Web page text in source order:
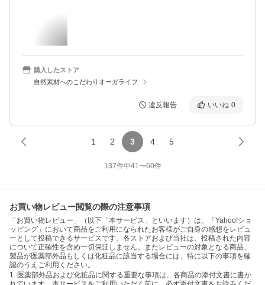
購入したストア
自然素材へのこだわりオーガライフ
違反報告 いいね 0
1 2 3 4 5
137件中41〜60件
お買い物レビュー閲覧の際の注意事項
「お買い物レビュー」（以下「本サービス」といいます）は、「Yahoo!ショ
ッピング」において商品をご利用になられたお客様がご自身の感想をレビュ
ーとして投稿できるサービスです。各ストアおよび当社は、投稿された内容
について正確性を含め一切保証しません。またレビューの対象となる商品、
製品が医薬部外品もしくは化粧品に該当する場合には、特に以下の事項を確
認のうえご利用ください。
1. 医薬部外品および化粧品に関する重要な事項は、各商品の添付文書に書か